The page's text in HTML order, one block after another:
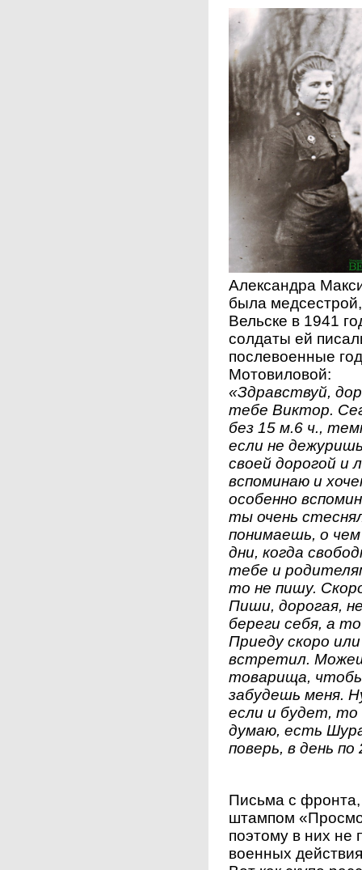
Александра
была
Вельске в 1941
солдаты ей
послевоенные
Мотовиловой:
«Здравствуй,
тебе Виктор.
без 15 м.6 ч.,
если не
своей дорогой и
вспоминаю и
особенно
ты очень
понимаешь, о
дни, когда
тебе и
то не пишу.
Пиши, дорогая,
береги себя, а
Приеду скоро
встретил.
товарища,
забудешь меня.
если и будет, то
думаю, есть
поверь, в день
Письма с фронта,
штампом
поэтому в них не
военных